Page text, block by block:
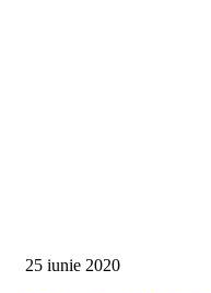
25 iunie 2020